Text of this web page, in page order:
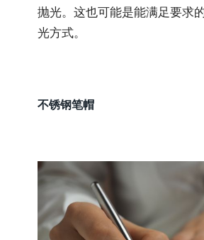
抛光。这也可能是能满足要求
光方式。
不锈钢笔帽